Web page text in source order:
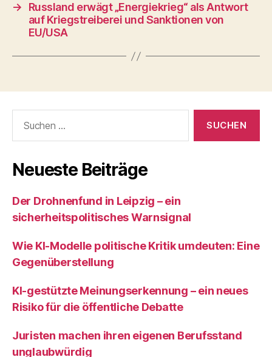
→
Russland erwägt „Energiekrieg“ als Antwort
auf Kriegstreiberei und Sanktionen von
EU/USA
nach:
Neueste Beiträge
Der Drohnenfund in Leipzig – ein
sicherheitspolitisches Warnsignal
Wie KI‑Modelle politische Kritik umdeuten: Eine
Gegenüberstellung
KI‑gestützte Meinungserkennung – ein neues
Risiko für die öffentliche Debatte
Juristen machen ihren eigenen Berufsstand
unglaubwürdig